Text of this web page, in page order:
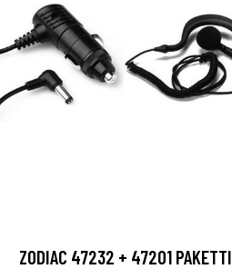
ZODIAC 47232 + 47201 PAKETTI